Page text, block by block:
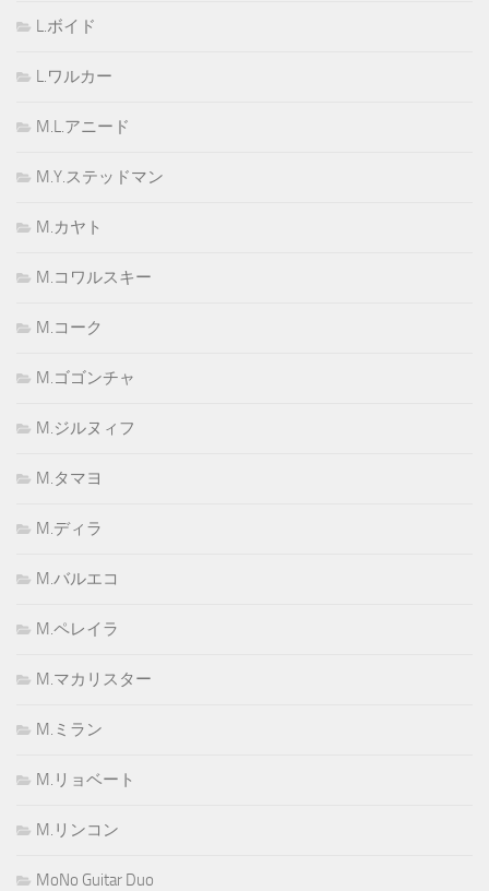
L.ボイド
L.ワルカー
M.L.アニード
M.Y.ステッドマン
M.カヤト
M.コワルスキー
M.コーク
M.ゴゴンチャ
M.ジルヌィフ
M.タマヨ
M.ディラ
M.バルエコ
M.ペレイラ
M.マカリスター
M.ミラン
M.リョベート
M.リンコン
MoNo Guitar Duo